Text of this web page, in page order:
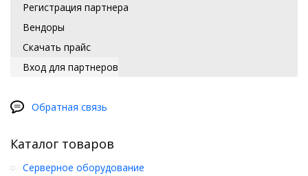
Регистрация партнера
Вендоры
Скачать прайс
Вход для партнеров
Обратная связь
Каталог товаров
Серверное оборудование